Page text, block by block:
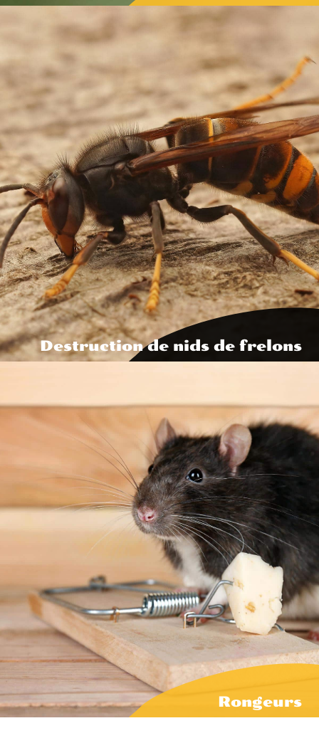
Destruction de nids de frelons
Rongeurs